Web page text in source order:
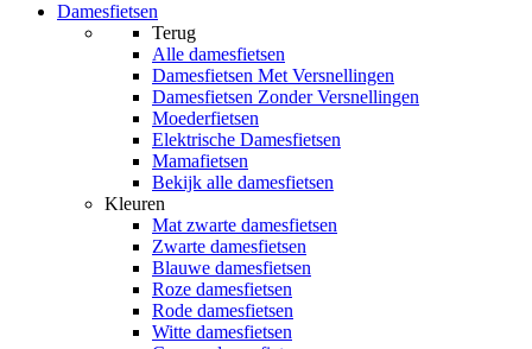
Damesfietsen
Terug
Alle damesfietsen
Damesfietsen Met Versnellingen
Damesfietsen Zonder Versnellingen
Moederfietsen
Elektrische Damesfietsen
Mamafietsen
Bekijk alle damesfietsen
Kleuren
Mat zwarte damesfietsen
Zwarte damesfietsen
Blauwe damesfietsen
Roze damesfietsen
Rode damesfietsen
Witte damesfietsen